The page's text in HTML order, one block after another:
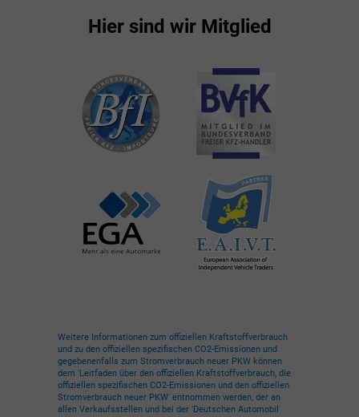
Hier sind wir Mitglied
Weitere Informationen zum offiziellen Kraftstoffverbrauch
und zu den offiziellen spezifischen CO2-Emissionen und
gegebenenfalls zum Stromverbrauch neuer PKW können
dem 'Leitfaden über den offiziellen Kraftstoffverbrauch, die
offiziellen spezifischen CO2-Emissionen und den offiziellen
Stromverbrauch neuer PKW' entnommen werden, der an
allen Verkaufsstellen und bei der 'Deutschen Automobil